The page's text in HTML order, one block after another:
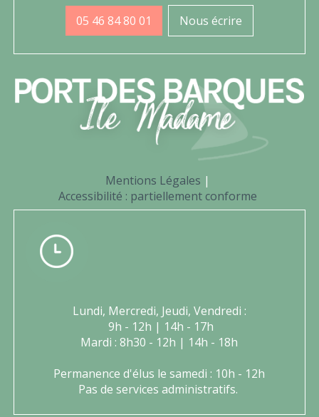
05 46 84 80 01 Nous écrire
Mentions Légales
Accessibilité : partiellement conforme
Lundi, Mercredi, Jeudi, Vendredi :
9h - 12h | 14h - 17h
Mardi : 8h30 - 12h | 14h - 18h
Permanence d'élus le samedi : 10h - 12h
Pas de services administratifs.